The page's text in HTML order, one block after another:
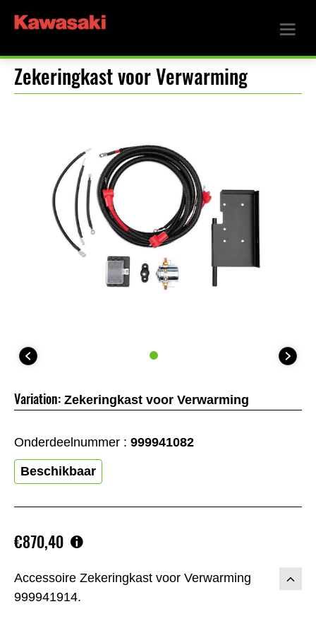
Zekeringkast voor Verwarming
Accessoire Zekeringkast voor Verwarming
999941914.
€870,40
Variation: Zekeringkast voor Verwarming
Onderdeelnummer : 999941082
Beschikbaar